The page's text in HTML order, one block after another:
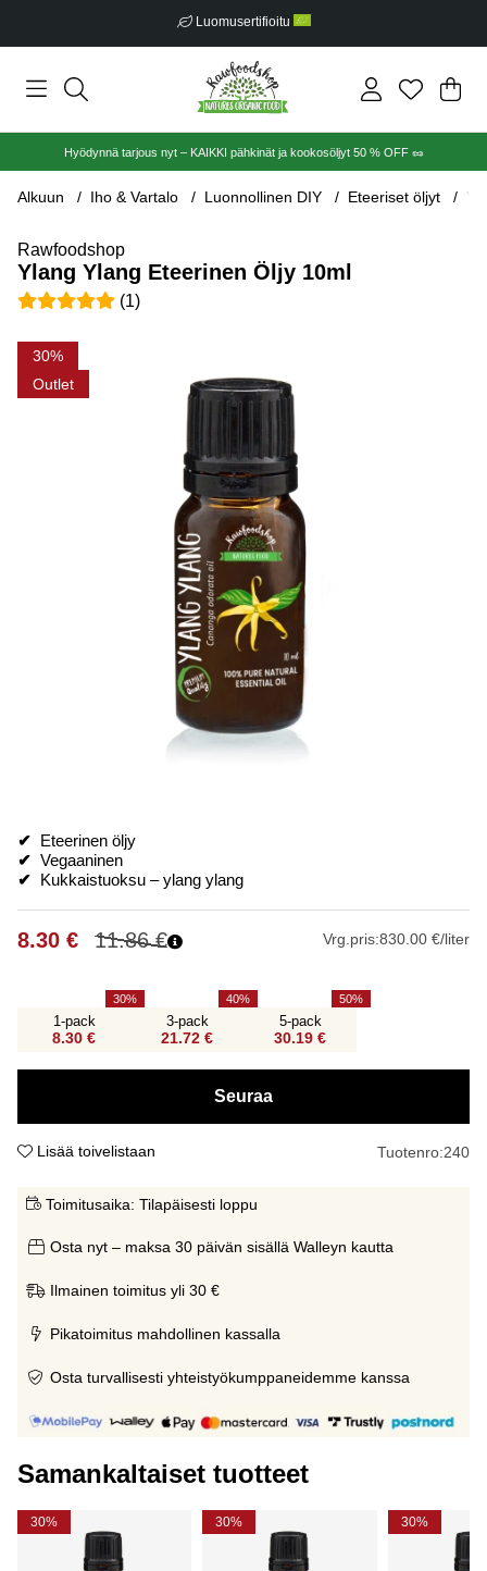
Luomusertifioitu
.
Hyödynnä tarjous nyt – KAIKKI pähkinät ja kookosöljyt 50 % OFF 🥜
Alkuun Iho & Vartalo Luonnollinen DIY Eteeriset öljyt
Rawfoodshop
Ylang Ylang Eteerinen Öljy 10ml
Keskiarvoluokitus 5 / 5 Arvioiden määrä 1
(1)
30
Outlet
Tuotekuvat Ylang Ylang Eteerinen Öljy 10ml
✔ Eteerinen öljy
✔ Vegaaninen
✔ Kukkaistuoksu – ylang ylang
11.86€
8.30 € Vrg.pris:830.00 €/liter
1-pack
8.30 €
30
3-pack
21.72 €
40
5-pack
30.19 €
50
Seuraa
Lisää toivelistaan Tuotenro:240
Toimitusaika: Tilapäisesti loppu
Osta nyt – maksa 30 päivän sisällä Walleyn kautta
Ilmainen toimitus yli 30 €
Pikatoimitus mahdollinen kassalla
Osta turvallisesti yhteistyökumppaneidemme kanssa
Samankaltaiset tuotteet
30% 30% 30%